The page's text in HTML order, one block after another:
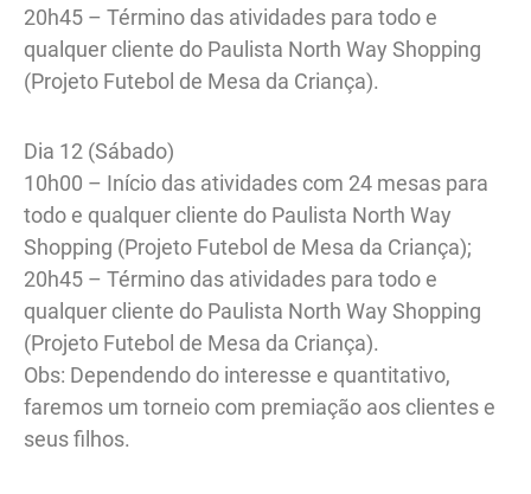
20h45 – Término das atividades para todo e
qualquer cliente do Paulista North Way Shopping
(Projeto Futebol de Mesa da Criança).
Dia 12 (Sábado)
10h00 – Início das atividades com 24 mesas para
todo e qualquer cliente do Paulista North Way
Shopping (Projeto Futebol de Mesa da Criança);
20h45 – Término das atividades para todo e
qualquer cliente do Paulista North Way Shopping
(Projeto Futebol de Mesa da Criança).
Obs: Dependendo do interesse e quantitativo,
faremos um torneio com premiação aos clientes e
seus filhos.